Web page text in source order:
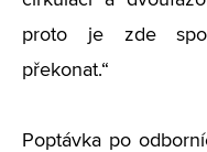
proto je zde
překonat.“
Poptávka po